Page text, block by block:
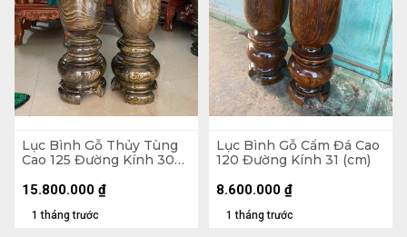
Lục Bình Gỗ Thủy Tùng
Cao 125 Đường Kính 30
1 tháng trước
15.800.000 ₫
Lục Bình Gỗ Cẩm Đá Cao
120 Đường Kính 31 (cm)
1 tháng trước
8.600.000 ₫